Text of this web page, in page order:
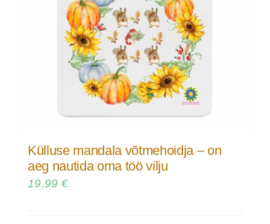
Külluse mandala võtmehoidja – on
aeg nautida oma töö vilju
19,99 €